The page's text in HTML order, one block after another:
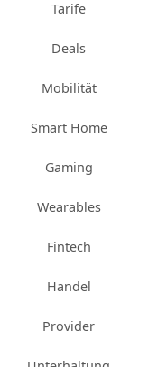
Tarife
Deals
Mobilität
Smart Home
Gaming
Wearables
Fintech
Handel
Provider